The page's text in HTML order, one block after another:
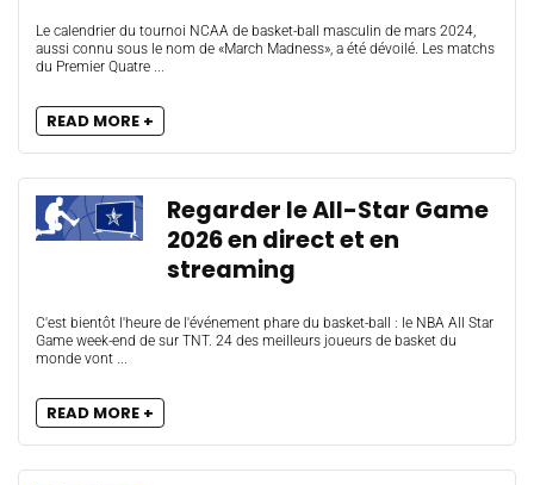
Le calendrier du tournoi NCAA de basket-ball masculin de mars 2024,
aussi connu sous le nom de «March Madness», a été dévoilé. Les matchs
du Premier Quatre ...
READ MORE +
Regarder le All-Star Game
2026 en direct et en
streaming
C'est bientôt l'heure de l'événement phare du basket-ball : le NBA All Star
Game week-end de sur TNT. 24 des meilleurs joueurs de basket du
monde vont ...
READ MORE +